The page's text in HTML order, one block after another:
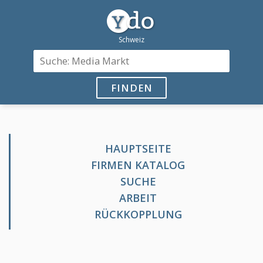
FINDEN
HAUPTSEITE
FIRMEN KATALOG
SUCHE
ARBEIT
RÜCKKOPPLUNG